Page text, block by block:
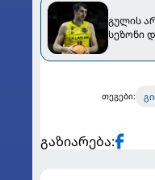
გულის
სეზონი
თეგები:
გაზიარება: